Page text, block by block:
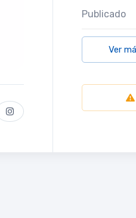
Publicado
Ver